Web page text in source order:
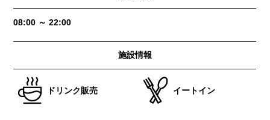
08:00 ～ 22:00
施設情報
ドリンク販売 イートイン